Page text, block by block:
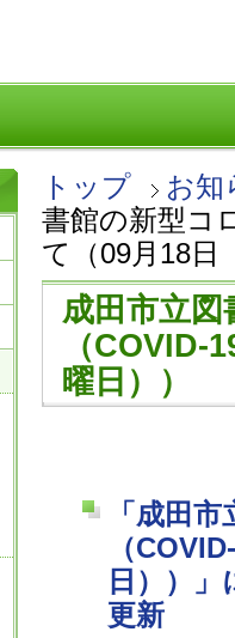
トップ
お知
書館の新型コ
て（09月18日
成田市立
（COVID-
曜日））
「成田
（
日））
更新